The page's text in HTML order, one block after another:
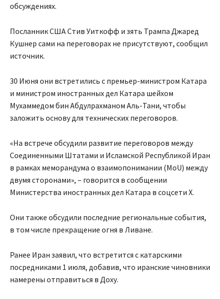
обсуждениях.
Посланник США Стив Уиткофф и зять Трампа Джаред
Кушнер сами на переговорах не присутствуют, сообщил
источник.
30 Июня они встретились с премьер-министром Катара
и министром иностранных дел Катара шейхом
Мухаммедом бин Абдулрахманом Аль-Тани, чтобы
заложить основу для технических переговоров.
«На встрече обсудили развитие переговоров между
Соединенными Штатами и Исламской Республикой Иран
в рамках меморандума о взаимопонимании (MoU) между
двумя сторонами», – говорится в сообщении
Министерства иностранных дел Катара в соцсети X.
Они также обсудили последние региональные события,
в том числе прекращение огня в Ливане.
Ранее Иран заявил, что встретится с катарскими
посредниками 1 июля, добавив, что иранские чиновники
намерены отправиться в Доху.